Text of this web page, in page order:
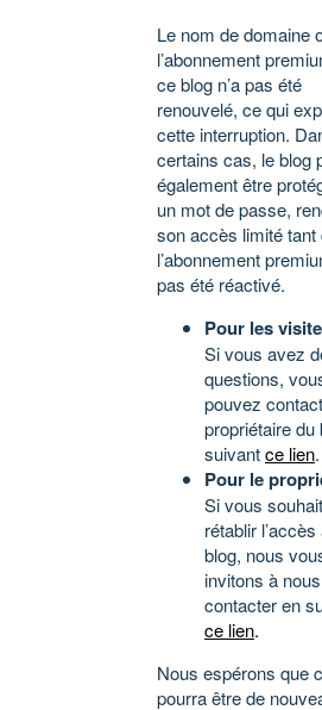
Le nom de domaine
l’abonnement
ce blog n’a pas été
renouvelé, ce qui
cette interruption.
certains cas, le blog
également être
un mot de passe,
son accès limité tant
l’abonnement
pas été réactivé.
Pour les
Si vous avez
questions,
pouvez
propriétaire du
suivantce lien.
Pour le
Si vous
rétablir
blog, nous
invitons à nous
contacter en
ce lien.
Nous espérons que
pourra être de